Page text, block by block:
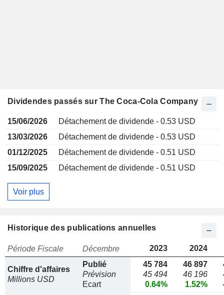
Dividendes passés sur The Coca-Cola Company
15/06/2026
Détachement de dividende - 0.53 USD
13/03/2026
Détachement de dividende - 0.53 USD
01/12/2025
Détachement de dividende - 0.51 USD
15/09/2025
Détachement de dividende - 0.51 USD
Voir plus
Historique des publications annuelles
Période Fiscale Décembre 2023 2024
Chiffre d'affaires
Millions USD
Publié
Prévision
Ecart
45 784
45 494
0.64%
46 897
46 196
1.52%